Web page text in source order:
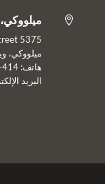

5375 S 9th Street
ميلووكي،
هاتف: 414-930-9004
البريد